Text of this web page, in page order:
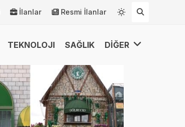
İlanlar Resmi İlanlar
TEKNOLOJI SAĞLIK DİĞER